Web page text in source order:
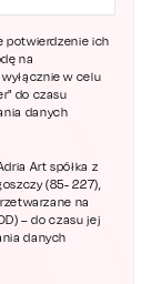
potwierdzenie ich
na
w celu
do czasu
danych
Art spółka z
(85- 227),
na
– do czasu jej
danych